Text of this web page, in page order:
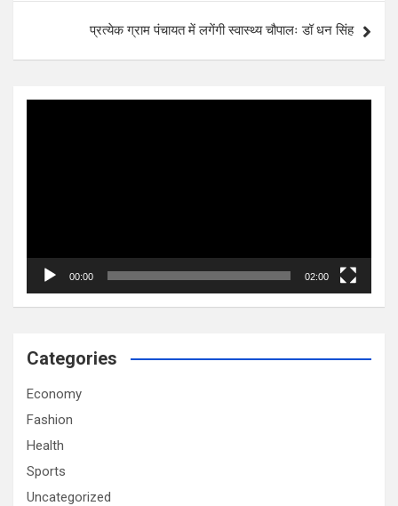
p
प्रत्येक ग्राम पंचायत में लगेंगी स्वास्थ्य चौपालः डॉ धन सिंह
00:00 02:00
Categories
Economy
Fashion
Health
Sports
Uncategorized